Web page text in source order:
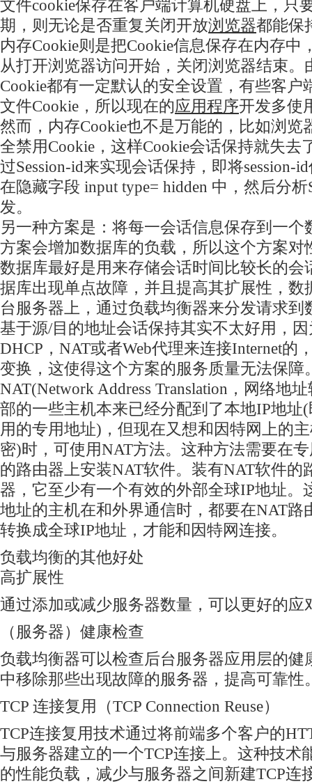
文件cookie保存在客户端计算机硬盘上，只
期，则无论是否重复关闭开放浏览器都能保
内存Cookie则是把Cookie信息保存在内存中
从打开浏览器访问开始，关闭浏览器结束。
Cookie都有一定默认的安全设置，有些客户
文件Cookie，所以现在的应用程序开发多使
然而，内存Cookie也不是万能的，比如浏览
全禁用Cookie，这样Cookie会话保持就失去
过Session-id来实现会话保持，即将session-
在隐藏字段 input type= hidden 中，然后分析
发。
另一种方案是：将每一会话信息保存到一个
方案会增加数据库的负载，所以这个方案对
数据库最好是用来存储会话时间比较长的会
据库出现单点故障，并且提高其扩展性，数
台服务器上，通过负载均衡器来分发请求到
基于源/目的地址会话保持其实不太好用，
DHCP，NAT或者Web代理来连接Internet的
变换，这使得这个方案的服务质量无法保障
NAT(Network Address Translation，网络地
部的一些主机本来已经分配到了本地IP地址
用的专用地址)，但现在又想和因特网上的
密)时，可使用NAT方法。这种方法需要在
的路由器上安装NAT软件。装有NAT软件的
器，它至少有一个有效的外部全球IP地址。
地址的主机在和外界通信时，都要在NAT路
转换成全球IP地址，才能和因特网连接。
负载均衡的其他好处
高扩展性
通过添加或减少服务器数量，可以更好的应
（服务器）健康检查
负载均衡器可以检查后台服务器应用层的健
中移除那些出现故障的服务器，提高可靠性
TCP 连接复用（TCP Connection Reuse）
TCP连接复用技术通过将前端多个客户的
与服务器建立的一个TCP连接上。这种技术
的性能负载，减少与服务器之间新建TCP连